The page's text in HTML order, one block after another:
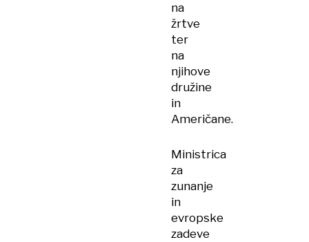
na
žrtve
ter
na
njihove
družine
in
Američane.
Ministrica
za
zunanje
in
evropske
zadeve